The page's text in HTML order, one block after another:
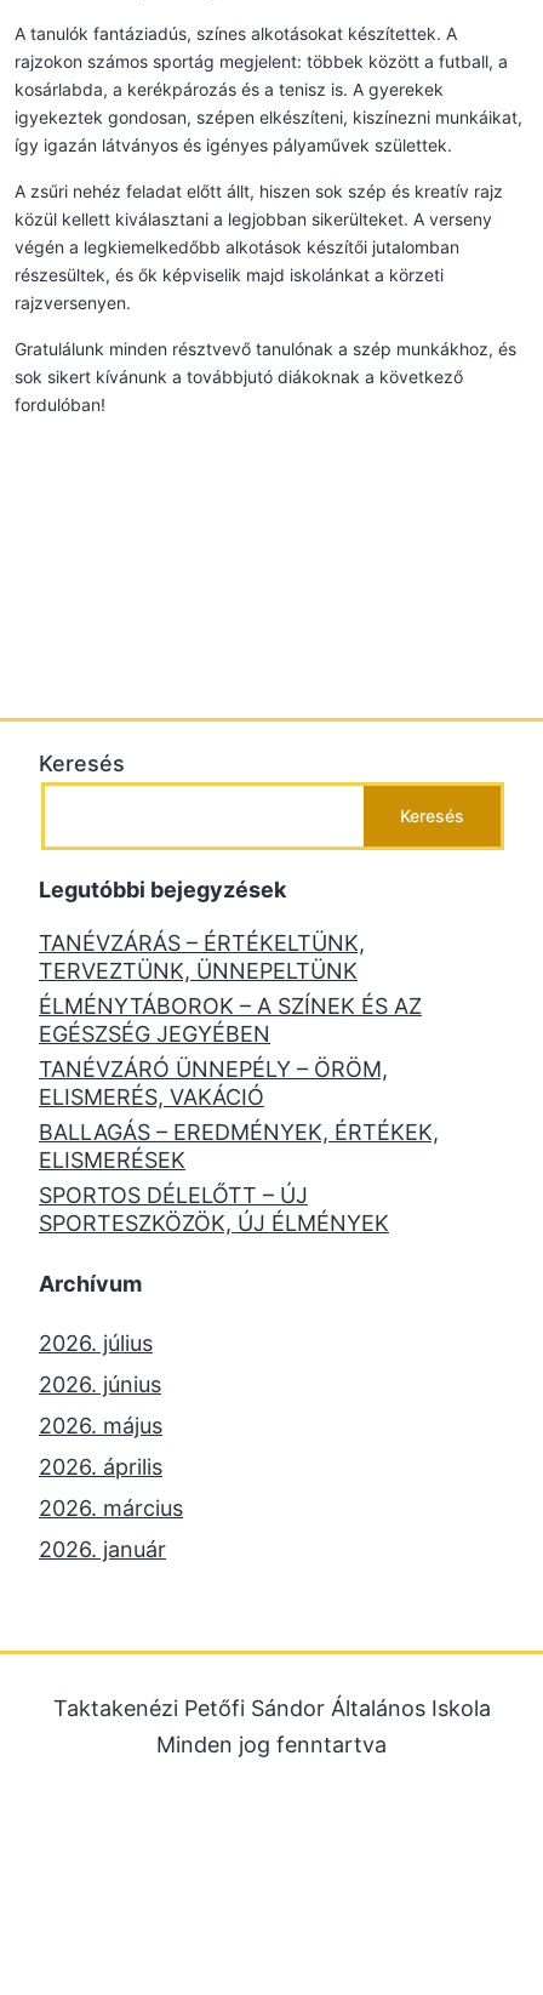
A tanulók fantáziadús, színes alkotásokat készítettek. A
rajzokon számos sportág megjelent: többek között a futball, a
kosárlabda, a kerékpározás és a tenisz is. A gyerekek
igyekeztek gondosan, szépen elkészíteni, kiszínezni munkáikat,
így igazán látványos és igényes pályaművek születtek.
A zsűri nehéz feladat előtt állt, hiszen sok szép és kreatív rajz
közül kellett kiválasztani a legjobban sikerülteket. A verseny
végén a legkiemelkedőbb alkotások készítői jutalomban
részesültek, és ők képviselik majd iskolánkat a körzeti
rajzversenyen.
Gratulálunk minden résztvevő tanulónak a szép munkákhoz, és
sok sikert kívánunk a továbbjutó diákoknak a következő
fordulóban!
Keresés
Keresés
Legutóbbi bejegyzések
TANÉVZÁRÁS – ÉRTÉKELTÜNK,
TERVEZTÜNK, ÜNNEPELTÜNK
ÉLMÉNYTÁBOROK – A SZÍNEK ÉS AZ
EGÉSZSÉG JEGYÉBEN
TANÉVZÁRÓ ÜNNEPÉLY – ÖRÖM,
ELISMERÉS, VAKÁCIÓ
BALLAGÁS – EREDMÉNYEK, ÉRTÉKEK,
ELISMERÉSEK
SPORTOS DÉLELŐTT – ÚJ
SPORTESZKÖZÖK, ÚJ ÉLMÉNYEK
Archívum
2026. július
2026. június
2026. május
2026. április
2026. március
2026. január
2025. július
2025. június
Taktakenézi Petőfi Sándor Általános Iskola
Minden jog fenntartva